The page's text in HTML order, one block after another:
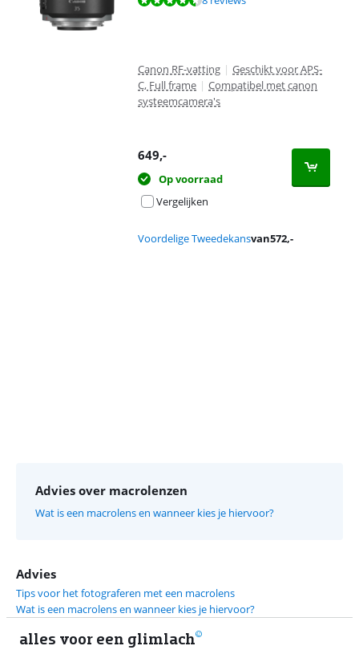
Canon RF-vatting | Geschikt voor APS-
C, Full frame | Compatibel met canon
systeemcamera's
649,-
Op voorraad
Vergelijken
Voordelige Tweedekansvan572,-
Advies over macrolenzen
Wat is een macrolens en wanneer kies je hiervoor?
Advies
Tips voor het fotograferen met een macrolens
Wat is een macrolens en wanneer kies je hiervoor?
alles voor een glimlach